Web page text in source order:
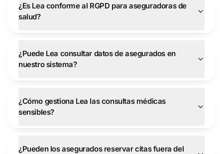
¿Es Lea conforme al RGPD para aseguradoras de
salud?
¿Puede Lea consultar datos de asegurados en
nuestro sistema?
¿Cómo gestiona Lea las consultas médicas
sensibles?
¿Pueden los asegurados reservar citas fuera del